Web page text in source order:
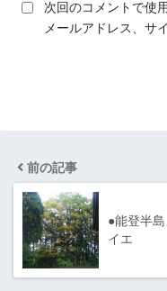
次回のコメントで使
メールアドレス、サ
前の記事
●能登半
イエ